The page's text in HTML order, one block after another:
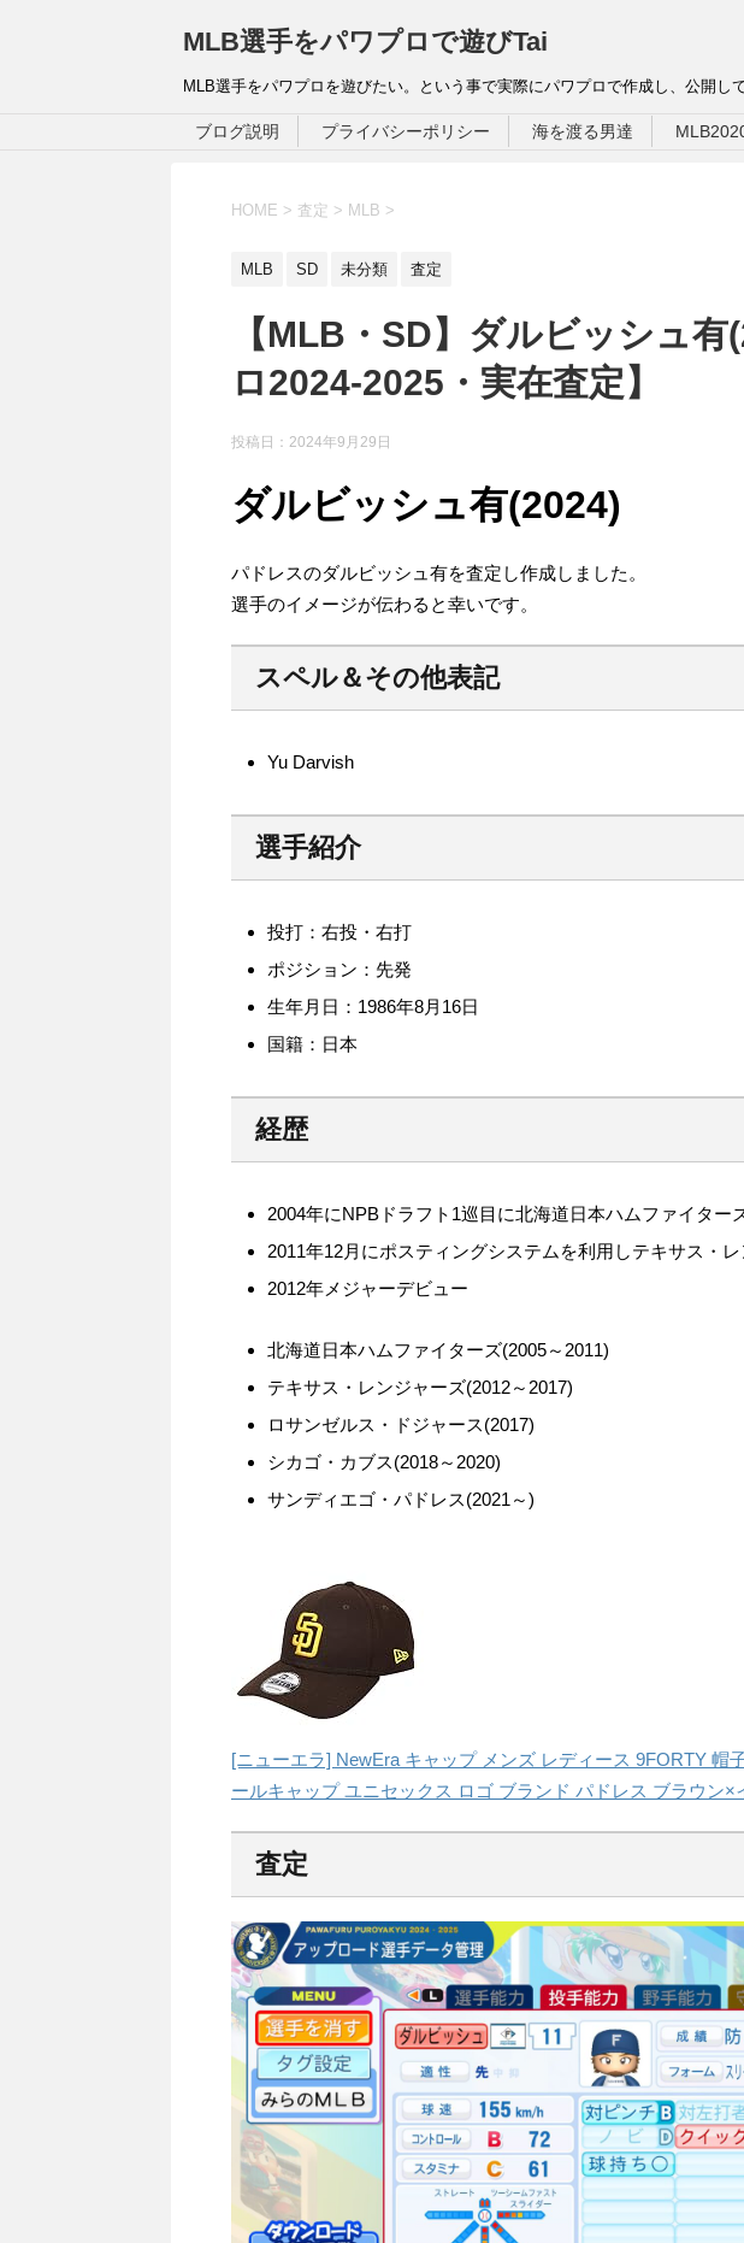
MLB選手をパワプロで遊びTai
MLB選手をパワプロを遊びたい。という事で実際にパワプロで作成し、公開
ブログ説明 プライバシーポリシー 海を渡る男達
HOME > 査定 > MLB >
MLB SD 未分類 査定
【MLB・SD】ダルビッシュ
ロ2024-2025・実在査定】
投稿日： 2024年9月29日
ダルビッシュ有(2024)
パドレスのダルビッシュ有を査定し作成しました。
選手のイメージが伝わると幸いです。
スペル＆その他表記
Yu Darvish
選手紹介
投打：右投・右打
ポジション：先発
生年月日：1986年8月16日
国籍：日本
経歴
2004年にNPBドラフト1巡目に北海道日本ハムファイター
2011年12月にポスティングシステムを利用しテキサス・
2012年メジャーデビュー
北海道日本ハムファイターズ(2005～2011)
テキサス・レンジャーズ(2012～2017)
ロサンゼルス・ドジャース(2017)
シカゴ・カブス(2018～2020)
サンディエゴ・パドレス(2021～)
[ニューエラ] NewEra キャップ メンズ レディース 9FORTY 帽
ールキャップ ユニセックス ロゴ ブランド パドレス ブラウン×
査定